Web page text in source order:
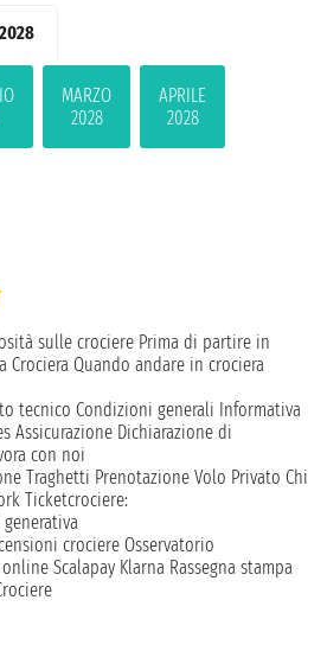
2028
MARZO
2028
APRILE
2028
sulle crociere Prima di partire in
Crociera Quando andare in crociera
tecnico Condizioni generali Informativa
Assicurazione Dichiarazione di
con noi
Traghetti Prenotazione Volo Privato Chi
Ticketcrociere:
generativa
crociere Osservatorio
online Scalapay Klarna Rassegna stampa